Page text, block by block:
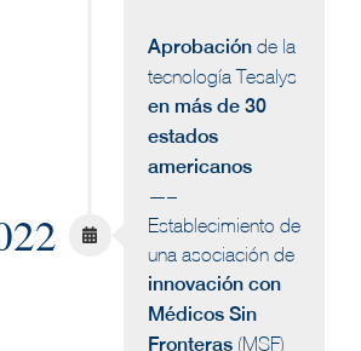
Aprobaciónde la
tecnología Tesalys
en más de 30
estados
americanos
—–
Establecimiento de
una asociación de
innovación con
Médicos Sin
Fronteras(MSF)